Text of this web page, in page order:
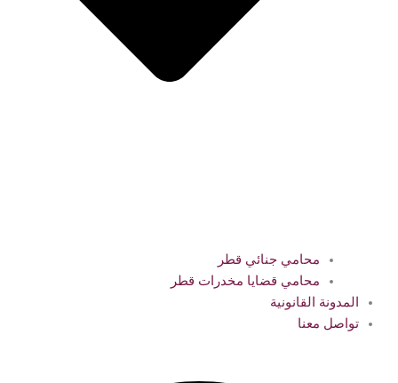
محامي جنائي قطر
محامي قضايا مخدرات قطر
المدونة القانونية
تواصل معنا